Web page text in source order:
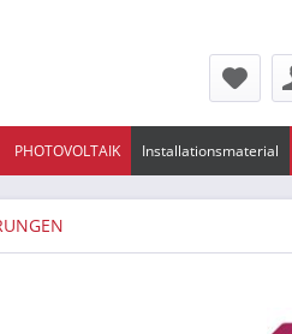
PHOTOVOLTAIK Installationsmaterial